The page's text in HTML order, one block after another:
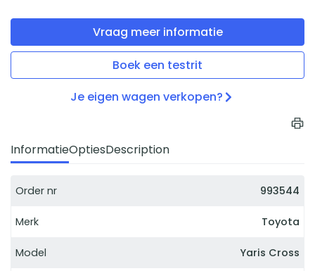
Vraag meer informatie
Boek een testrit
Je eigen wagen verkopen?
InformatieOptiesDescription
Order nr 993544
Merk Toyota
Model Yaris Cross